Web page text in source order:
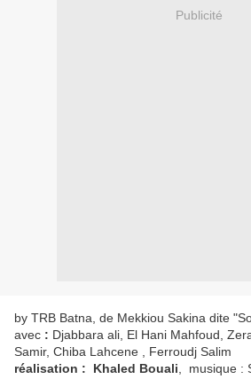
Publicité
by TRB Batna, de Mekkiou Sakina dite
avec : Djabbara ali, El Hani Mahfoud,
Samir, Chiba Lahcene , Ferroudj Salim
réalisation : Khaled Bouali , musique :